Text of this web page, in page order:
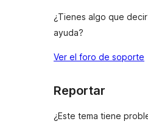
¿Tienes algo que
ayuda?
Ver el foro de soporte
Reportar
¿Este tema tiene